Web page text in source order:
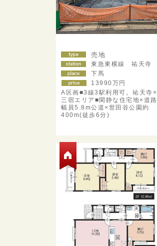
売地
東急東横線 祐天寺
下馬
13990万円
A区画■3線3駅利用可。祐天寺×
三宿エリア■閑静な住宅地×道路
幅員5.8m公道×世田谷公園約
400m(徒歩6分)